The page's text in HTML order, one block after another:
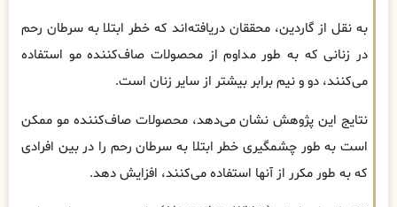
به نقل از گاردین، محققان دریافته‌اند که خطر ابتلا به سرطان رحم
در زنانی که به طور مداوم از محصولات صاف‌کننده مو استفاده
می‌کنند، دو و نیم برابر بیشتر از سایر زنان است.
نتایج این پژوهش نشان می‌دهد، محصولات صاف‌کننده مو ممکن
است به طور چشمگیری خطر ابتلا به سرطان رحم را در بین افرادی
که به طور مکرر از آنها استفاده می‌کنند، افزایش دهد.